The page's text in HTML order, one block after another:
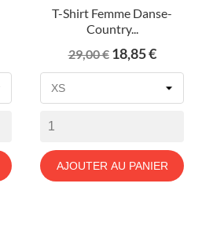
T-Shirt Femme Danse-
Country...
Prix
de
29,00 € Prix
18,85 €
AJOUTER AU PANIER